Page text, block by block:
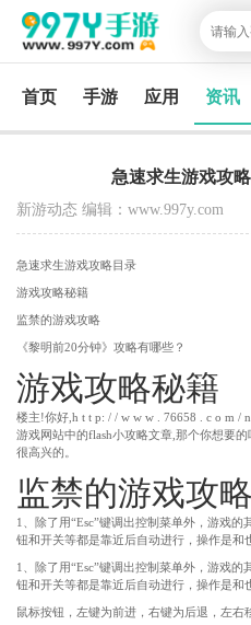
首页 手游 应用 资讯
急速求生游戏攻
新游动态 编辑：www.997y.com
急速求生游戏攻略目录
游戏攻略秘籍
监禁的游戏攻略
《黎明前20分钟》攻略有哪些？
游戏攻略秘籍
楼主!你好,h t t p: / / w w w . 76658 . c o m /
游戏网站中的flash小攻略文章,那个你想要
很高兴的。
监禁的游戏攻略
1、除了用“Esc”键调出控制菜单外，游戏
钮和开关等都是靠近后自动进行，操作是和
1、除了用“Esc”键调出控制菜单外，游戏
钮和开关等都是靠近后自动进行，操作是和
鼠标按钮，左键为前进，右键为后退，左右